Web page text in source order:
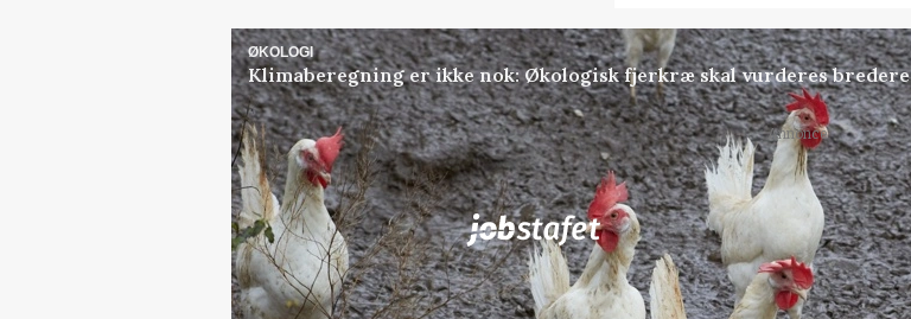
ØKOLOGI
Klimaberegning er ikke nok: Økologisk fjerkræ skal vurderes bredere
Annonce
Jobsi samarbejde med 81ledige stillinger